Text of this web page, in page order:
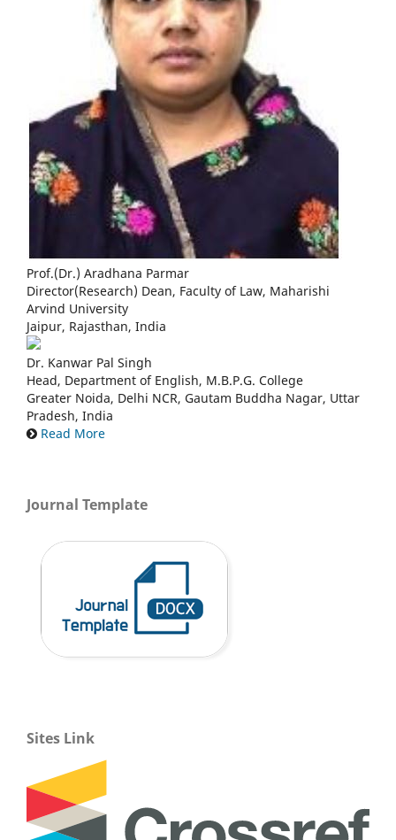
Prof.(Dr.) Aradhana Parmar
Director(Research) Dean, Faculty of Law, Maharishi
Arvind University
Jaipur, Rajasthan, India
Dr. Kanwar Pal Singh
Head, Department of English, M.B.P.G. College
Greater Noida, Delhi NCR, Gautam Buddha Nagar, Uttar
Pradesh, India
Read More
Journal Template
Sites Link